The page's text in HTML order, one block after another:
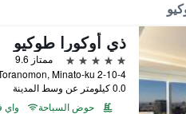
ذي أوكورا طوكيو
5 نجوم
ممتاز 9.6
2-10-4 Toranomon, Minato-ku, طوكيو, اليابان
0.0 كيلومتر عن وسط المدينة
حوض السباحة
واي